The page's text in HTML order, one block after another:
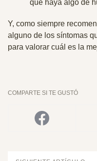
que haya algo de
Y, como siempre
alguno de los síntomas
para valorar cuál es la
COMPARTE SI TE GUSTÓ